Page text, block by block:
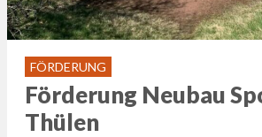
FÖRDERUNG
Förderung Neubau
Thülen